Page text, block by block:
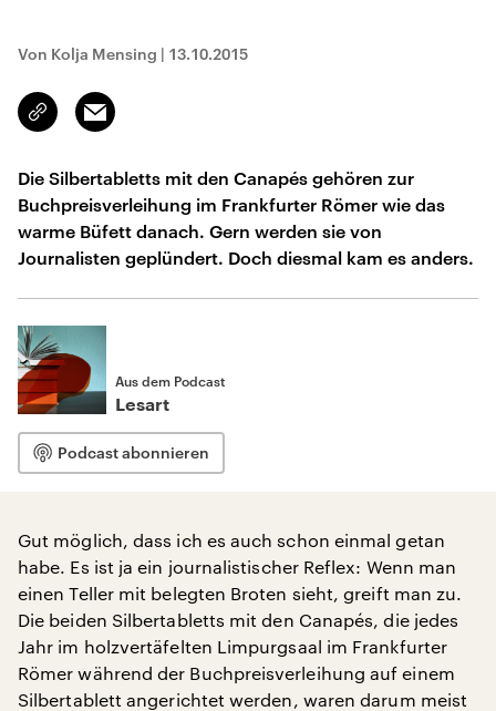
Von Kolja Mensing | 13.10.2015
Link
kopieren/teilen
Email
Die Silbertabletts mit den Canapés gehören zur
Buchpreisverleihung im Frankfurter Römer wie das
warme Büfett danach. Gern werden sie von
Journalisten geplündert. Doch diesmal kam es anders.
Aus dem Podcast
Lesart
Podcast abonnieren
Gut möglich, dass ich es auch schon einmal getan
habe. Es ist ja ein journalistischer Reflex: Wenn man
einen Teller mit belegten Broten sieht, greift man zu.
Die beiden Silbertabletts mit den Canapés, die jedes
Jahr im holzvertäfelten Limpurgsaal im Frankfurter
Römer während der Buchpreisverleihung auf einem
Silbertablett angerichtet werden, waren darum meist